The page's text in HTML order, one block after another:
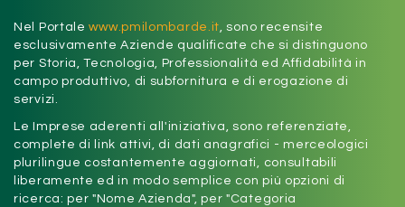
Nel Portalewww.pmilombarde.it, sono recensite
esclusivamente Aziende qualificate che si distinguono
per Storia, Tecnologia, Professionalità ed Affidabilità in
campo produttivo, di subfornitura e di erogazione di
servizi.
Le Imprese aderenti all'iniziativa, sono referenziate,
complete di link attivi, di dati anagrafici - merceologici
plurilingue costantemente aggiornati, consultabili
liberamente ed in modo semplice con più opzioni di
ricerca: per "Nome Azienda", per "Categoria